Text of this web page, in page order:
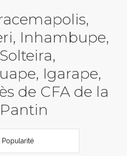
Inhambupe,
Igarape,
de CFA de la